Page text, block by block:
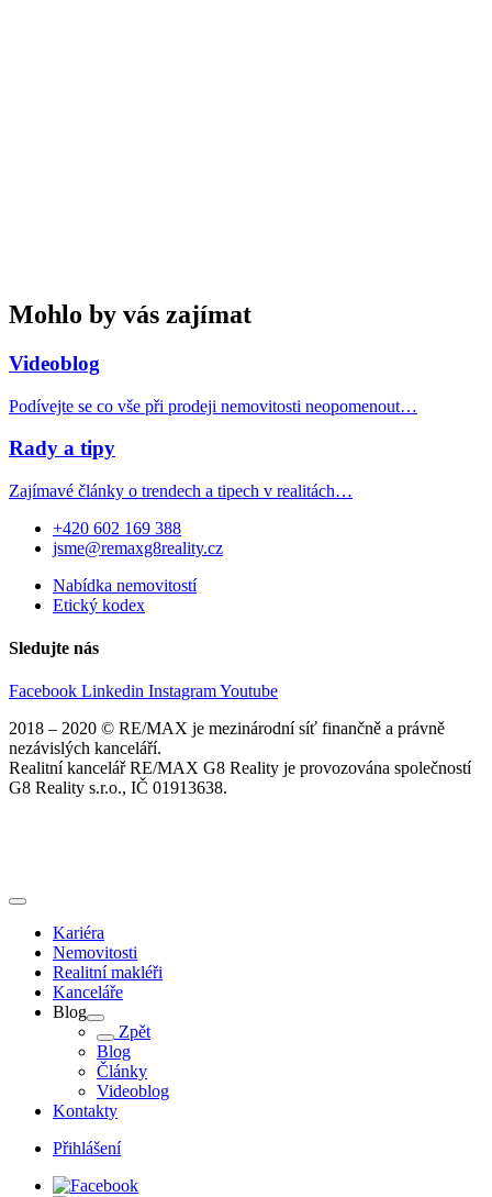
Mohlo by vás zajímat
Videoblog
Podívejte se co vše při prodeji nemovitosti neopomenout…
Rady a tipy
Zajímavé články o trendech a tipech v realitách…
+420 602 169 388
jsme@remaxg8reality.cz
Nabídka nemovitostí
Etický kodex
Sledujte nás
Facebook Linkedin InstagramYoutube
2018 – 2020 © RE/MAX je mezinárodní síť finančně a právně
nezávislých kanceláří.
Realitní kancelář RE/MAX G8 Reality je provozována společností
G8 Reality s.r.o., IČ 01913638.
Kariéra
Nemovitosti
Realitní makléři
Kanceláře
Blog
Zpět
Blog
Články
Videoblog
Kontakty
Přihlášení